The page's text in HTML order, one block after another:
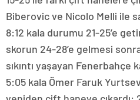
Biberovic ve Nicolo Melli ile
8:12 kala durumu 21-25’e
skorun 24-28’e gelmesi
sıkıntı yaşayan Fenerbahçe
5:05 kala Ömer Faruk